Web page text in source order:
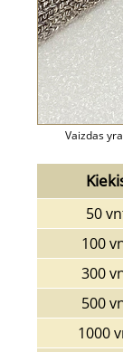
Vaizdas
50
100
300
500
1000